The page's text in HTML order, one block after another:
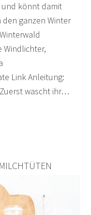
und könnt damit
ganzen Winter
Windlichter,
Link Anleitung:
wascht ihr…